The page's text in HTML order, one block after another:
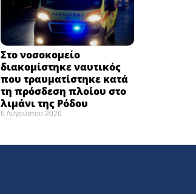
Στο νοσοκομείο
διακομίστηκε ναυτικός
που τραυματίστηκε κατά
τη πρόσδεση πλοίου στο
λιμάνι της Ρόδου
6 Αυγούστου 2026